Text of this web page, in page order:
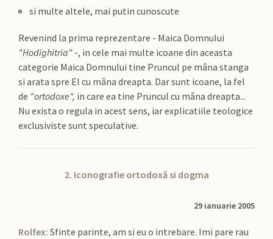
si multe altele, mai putin cunoscute
Revenind la prima reprezentare - Maica Domnului
"Hodighitria" -, in cele mai multe icoane din aceasta
categorie Maica Domnului tine Pruncul pe mâna stanga
si arata spre El cu mâna dreapta. Dar sunt icoane, la fel
de "ortodoxe", in care ea tine Pruncul cu mâna dreapta...
Nu exista o regula in acest sens, iar explicatiile teologice
exclusiviste sunt speculative.
2. Iconografie ortodoxă si dogma
29 ianuarie 2005
Rolfex: Sfinte parinte, am si eu o intrebare. Imi pare rau